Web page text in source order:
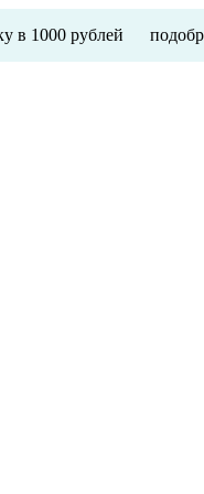
в 1000 рублей